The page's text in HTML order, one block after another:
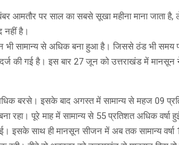
आमतौर पर साल का सबसे सूखा महीना माना जाता है,
नहीं है।
भी सामान्य से अधिक बना हुआ है। जिससे ठंड भी
की गई है। इस बार 27 जून को उत्तराखंड में मानसून
बरसे। इसके बाद अगस्त में सामान्य से महज 09
रहा। पूरे माह में सामान्य से 55 प्रतिशत अधिक
इसके साथ ही मानसून सीजन में अब तक सामान्य वर्षा